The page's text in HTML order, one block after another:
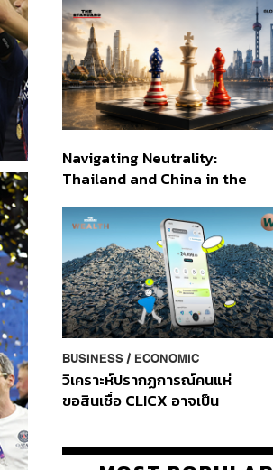
ส่วนยุทธศาสตร์ไทย –
อินโดนีเซีย
Navigating Neutrality:
Thailand and China in the
Order
BUSINESS/ ECONOMIC
วิเคราะห์ปรากฏการณ์คนแห่
ขอสินเชื่อ CLICX อาจเป็น
ปัญหาหนี้ครัวเรือนไทยที่ถูกซุก